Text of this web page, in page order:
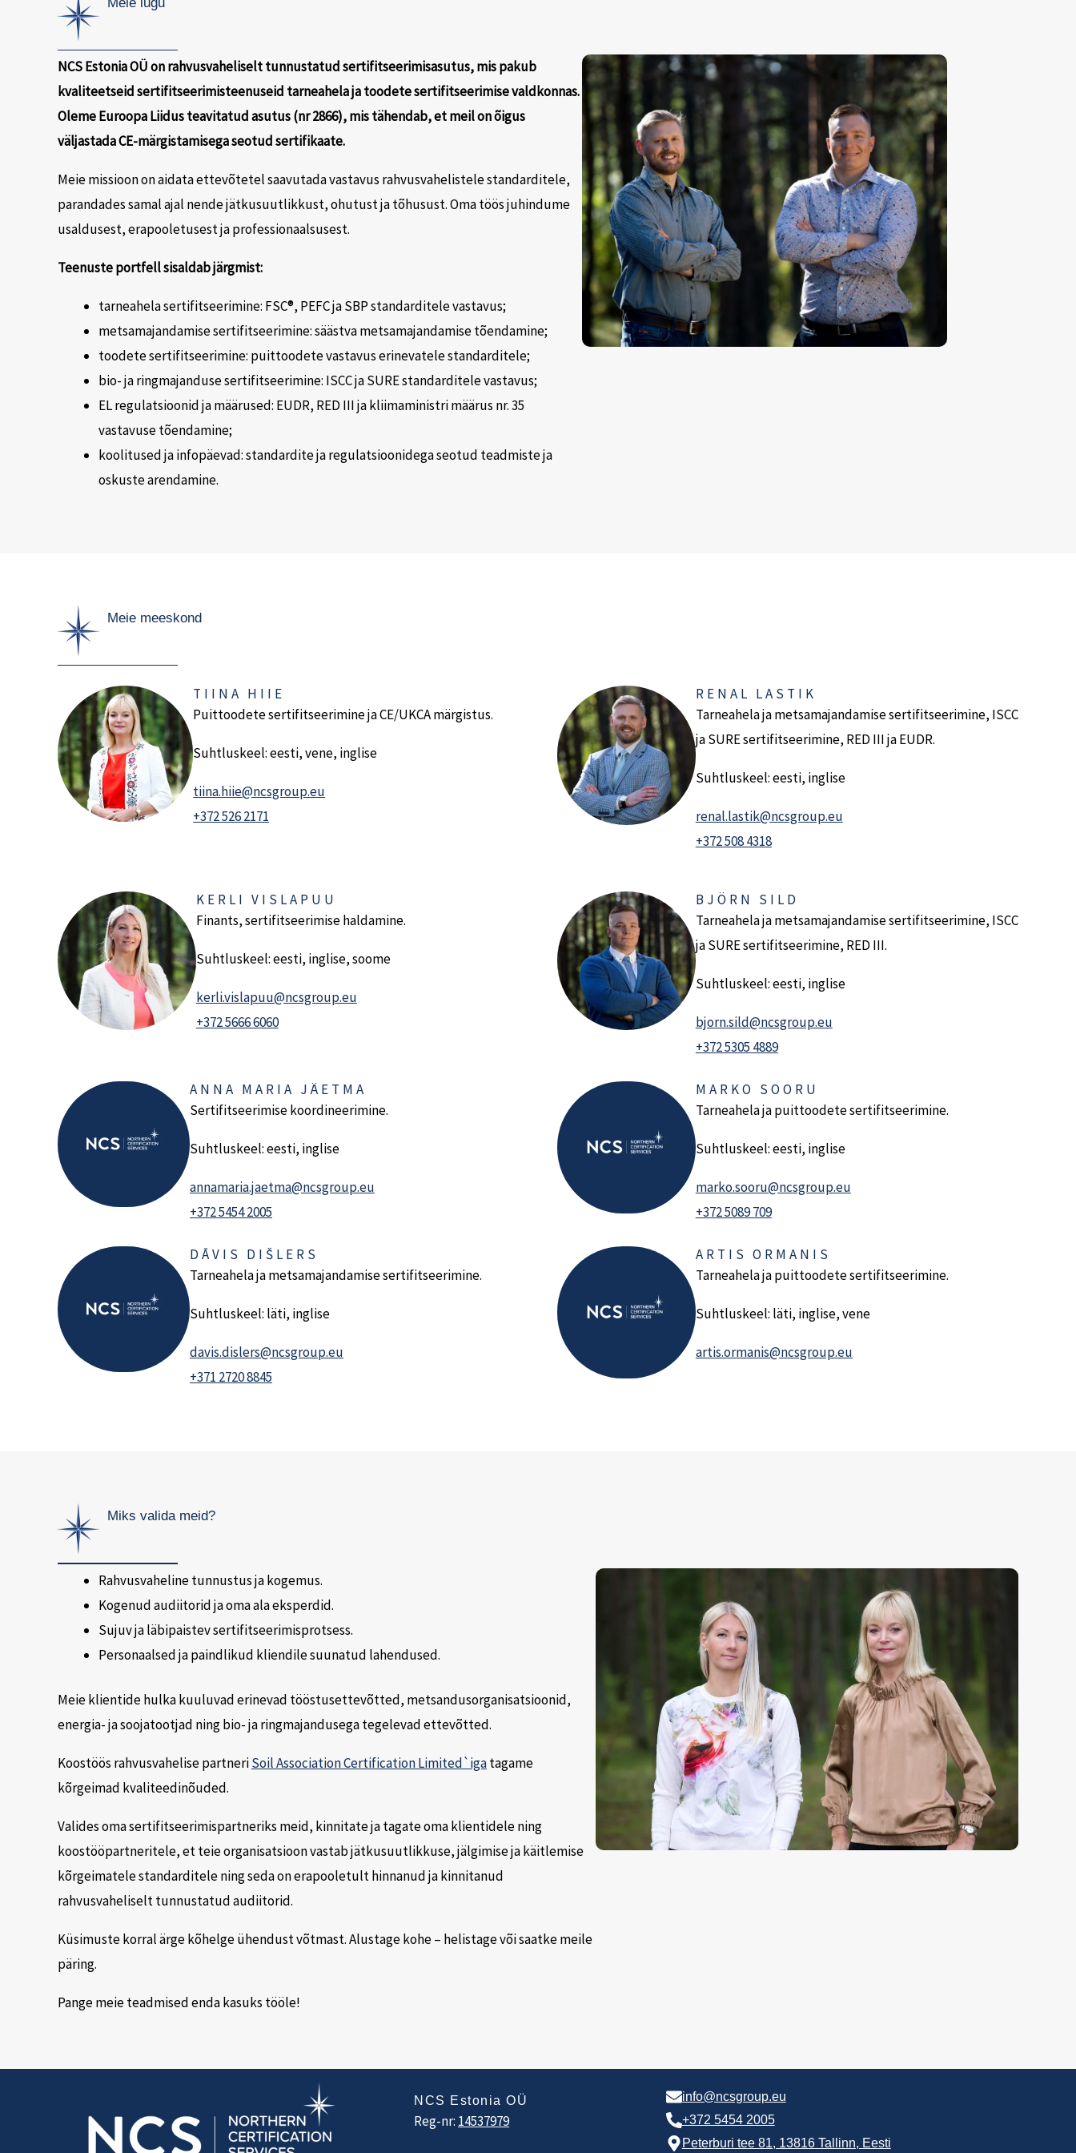
NCS Estonia OÜ on rahvusvaheliselt tunnustatud sertifitseerimisasutus, mis pakub
kvaliteetseid sertifitseerimisteenuseid tarneahela ja toodete sertifitseerimise valdkonnas.
Oleme Euroopa Liidus teavitatud asutus (nr 2866), mis tähendab, et meil on õigus
väljastada CE-märgistamisega seotud sertifikaate.
Meie missioon on aidata ettevõtetel saavutada vastavus rahvusvahelistele standarditele,
parandades samal ajal nende jätkusuutlikkust, ohutust ja tõhusust. Oma töös juhindume
usaldusest, erapooletusest ja professionaalsusest.
Teenuste portfell sisaldab järgmist:
tarneahela sertifitseerimine: FSC®, PEFC ja SBP standarditele vastavus;
metsamajandamise sertifitseerimine: säästva metsamajandamise tõendamine;
toodete sertifitseerimine: puittoodete vastavus erinevatele standarditele;
bio- ja ringmajanduse sertifitseerimine: ISCC ja SURE standarditele vastavus;
EL regulatsioonid ja määrused: EUDR, RED III ja kliimaministri määrus nr. 35
vastavuse tõendamine;
koolitused ja infopäevad: standardite ja regulatsioonidega seotud teadmiste ja
oskuste arendamine.
Meie meeskond
TIINA HIIE
Puittoodete sertifitseerimine ja CE/UKCA märgistus.
Suhtluskeel: eesti, vene, inglise
tiina.hiie@ncsgroup.eu
+372 526 2171
RENAL LASTIK
Tarneahela ja metsamajandamise sertifitseerimine, ISCC
ja SURE sertifitseerimine, RED III ja EUDR.
Suhtluskeel: eesti, inglise
renal.lastik@ncsgroup.eu
+372 508 4318
KERLI VISLAPUU
Finants, sertifitseerimise haldamine.
Suhtluskeel: eesti, inglise, soome
kerli.vislapuu@ncsgroup.eu
+372 5666 6060
BJÖRN SILD
Tarneahela ja metsamajandamise sertifitseerimine, ISCC
ja SURE sertifitseerimine, RED III.
Suhtluskeel: eesti, inglise
bjorn.sild@ncsgroup.eu
+372 5305 4889
ANNA MARIA JÄETMA
Sertifitseerimise koordineerimine.
Suhtluskeel: eesti, inglise
annamaria.jaetma@ncsgroup.eu
+372 5454 2005
MARKO SOORU
Tarneahela ja puittoodete sertifitseerimine.
Suhtluskeel: eesti, inglise
marko.sooru@ncsgroup.eu
+372 5089 709
DĀVIS DIŠLERS
Tarneahela ja metsamajandamise sertifitseerimine.
Suhtluskeel: läti, inglise
davis.dislers@ncsgroup.eu
+371 2720 8845
ARTIS ORMANIS
Tarneahela ja puittoodete sertifitseerimine.
Suhtluskeel: läti, inglise, vene
artis.ormanis@ncsgroup.eu
Miks valida meid?
Rahvusvaheline tunnustus ja kogemus.
Kogenud audiitorid ja oma ala eksperdid.
Sujuv ja läbipaistev sertifitseerimisprotsess.
Personaalsed ja paindlikud kliendile suunatud lahendused.
Meie klientide hulka kuuluvad erinevad tööstusettevõtted, metsandusorganisatsioonid,
energia- ja soojatootjad ning bio- ja ringmajandusega tegelevad ettevõtted.
Koostöös rahvusvahelise partneriSoil Association Certification Limited`igatagame
kõrgeimad kvaliteedinõuded.
Valides oma sertifitseerimispartneriks meid, kinnitate ja tagate oma klientidele ning
koostööpartneritele, et teie organisatsioon vastab jätkusuutlikkuse, jälgimise ja käitlemise
kõrgeimatele standarditele ning seda on erapooletult hinnanud ja kinnitanud
rahvusvaheliselt tunnustatud audiitorid.
Küsimuste korral ärge kõhelge ühendust võtmast. Alustage kohe – helistage või saatke meile
päring.
Pange meie teadmised enda kasuks tööle!
NCS Estonia OÜ
Reg-nr: 14537979
info@ncsgroup.eu
+372 5454 2005
Peterburi tee 81, 13816 Tallinn, Eesti